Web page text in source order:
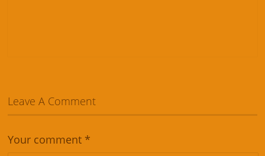
Leave A Comment
Your comment *